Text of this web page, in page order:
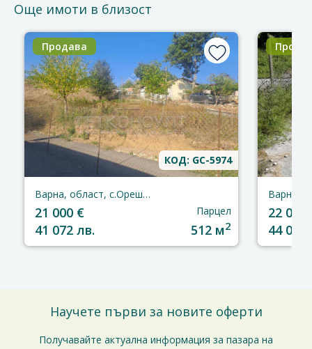
Още имоти в близост
Продава
КОД: GC-5974
Варна, област, с.Орешак
21 000 €
41 072 лв.
Парцел
512 м2
22 000
44 000
Научете първи за новите оферти
Получавайте актуална информация за пазара на